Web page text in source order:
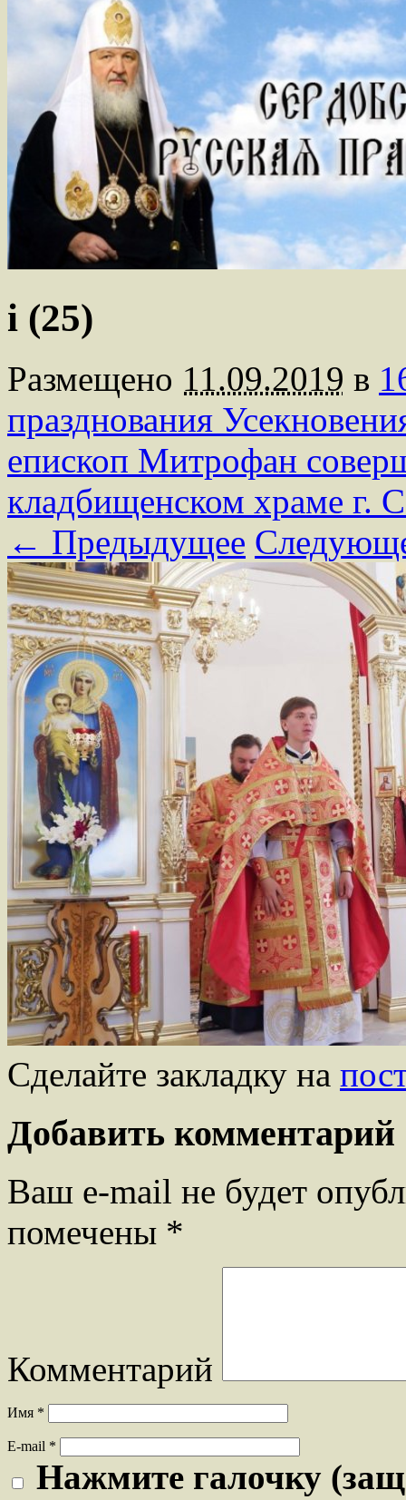
i (25)
Размещено 11.09.2019 в
празднования
епископ Митрофан
кладбищенском храме г.
← Предыдущее
Сделайте закладку на
Добавить комментарий
Ваш e-mail не будет
помечены *
Комментарий
Имя *
E-mail *
Нажмите галочку